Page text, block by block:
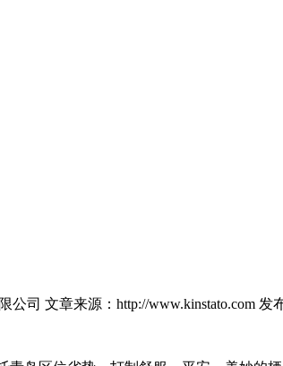
公司 文章来源：http://www.kinstato.com 发